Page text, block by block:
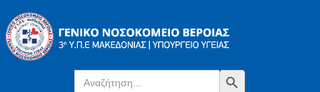
Search
for:
Search Button